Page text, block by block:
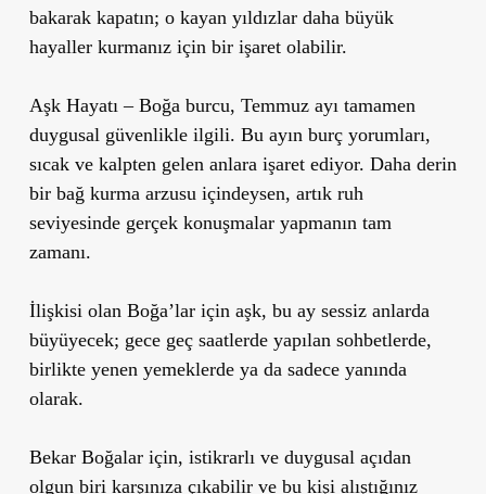
bakarak kapatın; o kayan yıldızlar daha büyük
hayaller kurmanız için bir işaret olabilir.
Aşk Hayatı – Boğa burcu, Temmuz ayı tamamen
duygusal güvenlikle ilgili. Bu ayın burç yorumları,
sıcak ve kalpten gelen anlara işaret ediyor. Daha derin
bir bağ kurma arzusu içindeysen, artık ruh
seviyesinde gerçek konuşmalar yapmanın tam
zamanı.
İlişkisi olan Boğa’lar için aşk, bu ay sessiz anlarda
büyüyecek; gece geç saatlerde yapılan sohbetlerde,
birlikte yenen yemeklerde ya da sadece yanında
olarak.
Bekar Boğalar için, istikrarlı ve duygusal açıdan
olgun biri karşınıza çıkabilir ve bu kişi alıştığınız